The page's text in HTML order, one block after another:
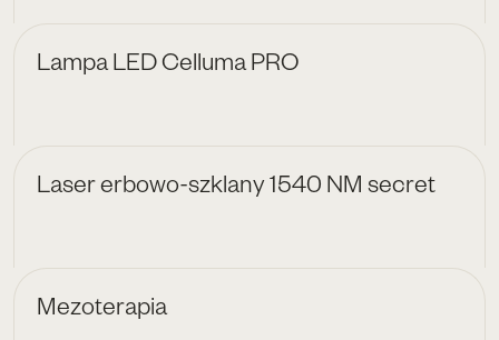
Lampa LED Celluma PRO
Laser erbowo-szklany 1540 NM secret
Mezoterapia